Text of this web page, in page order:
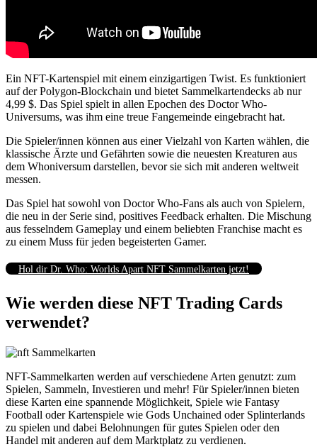
Ein NFT-Kartenspiel mit einem einzigartigen Twist. Es funktioniert
auf der Polygon-Blockchain und bietet Sammelkartendecks ab nur
4,99 $. Das Spiel spielt in allen Epochen des Doctor Who-
Universums, was ihm eine treue Fangemeinde eingebracht hat.
Die Spieler/innen können aus einer Vielzahl von Karten wählen, die
klassische Ärzte und Gefährten sowie die neuesten Kreaturen aus
dem Whoniversum darstellen, bevor sie sich mit anderen weltweit
messen.
Das Spiel hat sowohl von Doctor Who-Fans als auch von Spielern,
die neu in der Serie sind, positives Feedback erhalten. Die Mischung
aus fesselndem Gameplay und einem beliebten Franchise macht es
zu einem Muss für jeden begeisterten Gamer.
Hol dir Dr. Who: Worlds Apart NFT Sammelkarten jetzt!
Wie werden diese NFT Trading Cards
verwendet?
NFT-Sammelkarten werden auf verschiedene Arten genutzt: zum
Spielen, Sammeln, Investieren und mehr! Für Spieler/innen bieten
diese Karten eine spannende Möglichkeit, Spiele wie Fantasy
Football oder Kartenspiele wie Gods Unchained oder Splinterlands
zu spielen und dabei Belohnungen für gutes Spielen oder den
Handel mit anderen auf dem Marktplatz zu verdienen.